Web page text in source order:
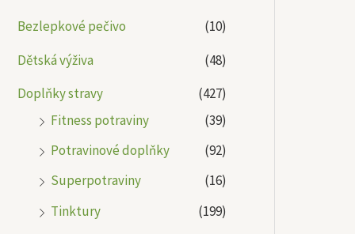
Bezlepkové pečivo
(10)
Dětská výživa
(48)
Doplňky stravy
(427)
Fitness potraviny
(39)
Potravinové doplňky
(92)
Superpotraviny
(16)
Tinktury
(199)